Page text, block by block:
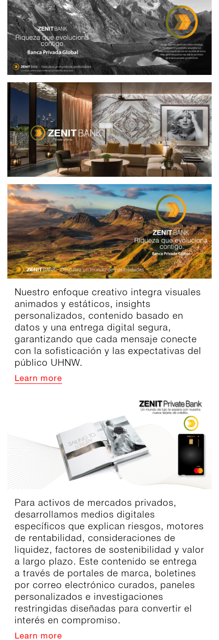
Nuestro enfoque creativo integra visuales
animados y estáticos, insights
personalizados, contenido basado en
datos y una entrega digital segura,
garantizando que cada mensaje conecte
con la sofisticación y las expectativas del
público UHNW.
Learn more
Para activos de mercados privados,
desarrollamos medios digitales
específicos que explican riesgos, motores
de rentabilidad, consideraciones de
liquidez, factores de sostenibilidad y valor
a largo plazo. Este contenido se entrega
a través de portales de marca, boletines
por correo electrónico curados, paneles
personalizados e investigaciones
restringidas diseñadas para convertir el
interés en compromiso.
Learn more